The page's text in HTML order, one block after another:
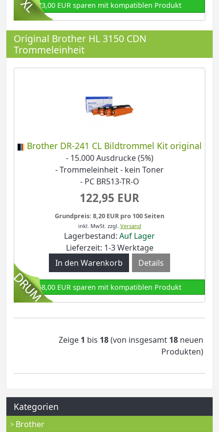
73,00 EUR sparen mit kompatiblen Produkt
Original Brother HL 3150 CDN
Trommeleinheit
Brother DR-241 CL Bildtrommel Kit original
- 15.000 Ausdrucke (5%)
- Trommeleinheit - kein Toner
- PC BR513-TR-O
122,95 EUR
Grundpreis: 8,20 EUR pro 100 Seiten
inkl. MwSt. zzgl. Versand
Lagerbestand: Auf Lager
Lieferzeit: 1-3 Werktage
Details
68,00 EUR sparen mit kompatiblen Produkt
Zeige 1 bis 18(von insgesamt 18 neuen
Produkten)
Kategorien
Brother